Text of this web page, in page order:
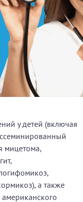
у детей (включая
мицетома,
а также